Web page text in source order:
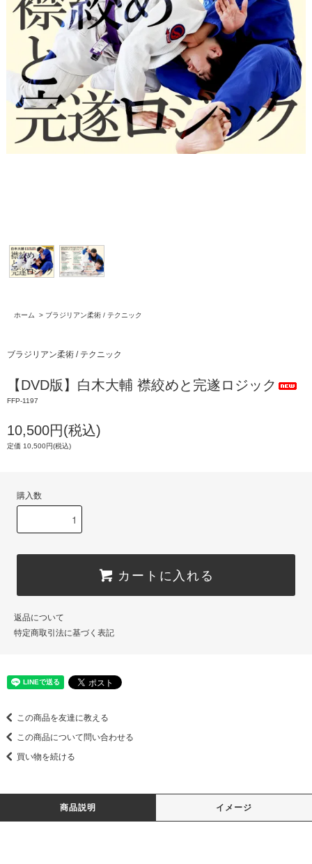
ホーム > ブラジリアン柔術 / テクニック
ブラジリアン柔術 / テクニック
【DVD版】白木大輔 襟絞めと完遂ロジック
FFP-1197
10,500円(税込)
定価 10,500円(税込)
購入数
カートに入れる
返品について
特定商取引法に基づく表記
この商品を友達に教える
この商品について問い合わせる
買い物を続ける
商品説明 イメージ